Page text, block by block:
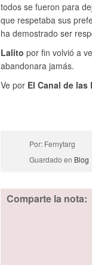
todos se fueron para
que respetaba sus
ha demostrado ser
Lalito por fin volvió a
abandonara jamás.
Ve por El Canal de las
Por: Fernytarg
Guardado en Blog
Comparte la nota: